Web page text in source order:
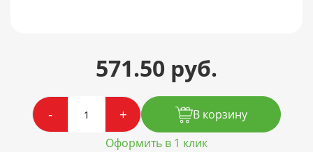
571.50 руб.
- +
В корзину
Оформить в 1 клик